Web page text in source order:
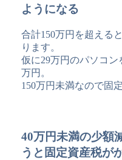
ようになる
合計150万円を超える
ります。
仮に29万円のパソコン
万円。
150万円未満なので固
40万円未満の少額
うと固定資産税が